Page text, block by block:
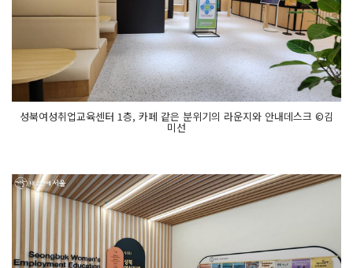
성북여성취업교육센터 1층, 카페 같은 분위기의 라운지와 안내데스크 ©김
미선